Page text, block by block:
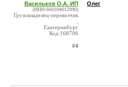
Васильков О.А. ИП
(ИНН:666104012990)
Грузовладелец-перевозчик
Екатеринбург
Код:168706
#4
Олег